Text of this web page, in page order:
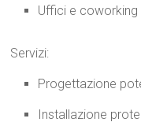
Uffici e coworking
Servizi:
Progettazione
Installazione